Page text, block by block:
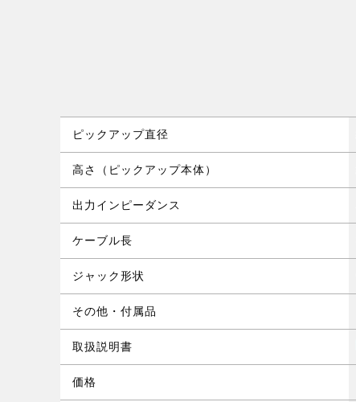
ピックアップ直径
高さ（ピックアップ本体）
出力インピーダンス
ケーブル長
ジャック形状
その他・付属品
取扱説明書
価格